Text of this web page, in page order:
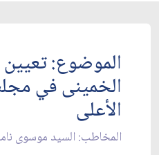
الموضوع:
الخمينى في
الأعلى‏
المخاطب: السيد موسوى